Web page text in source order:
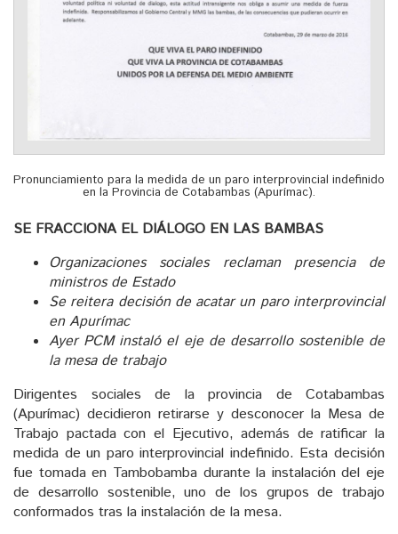
Pronunciamiento para la medida de un paro interprovincial indefinido
en la Provincia de Cotabambas (Apurímac).
SE FRACCIONA EL DIÁLOGO EN LAS BAMBAS
Organizaciones sociales reclaman presencia de
ministros de Estado
Se reitera decisión de acatar un paro interprovincial
en Apurímac
Ayer PCM instaló el eje de desarrollo sostenible de
la mesa de trabajo
Dirigentes sociales de la provincia de Cotabambas
(Apurímac) decidieron retirarse y desconocer la Mesa de
Trabajo pactada con el Ejecutivo, además de ratificar la
medida de un paro interprovincial indefinido. Esta decisión
fue tomada en Tambobamba durante la instalación del eje
de desarrollo sostenible, uno de los grupos de trabajo
conformados tras la instalación de la mesa.